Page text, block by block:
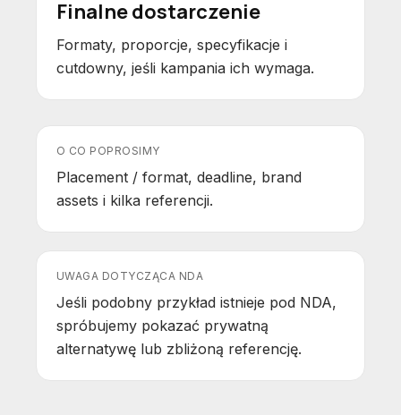
Finalne dostarczenie
Formaty, proporcje, specyfikacje i
cutdowny, jeśli kampania ich wymaga.
O CO POPROSIMY
Placement / format, deadline, brand
assets i kilka referencji.
UWAGA DOTYCZĄCA NDA
Jeśli podobny przykład istnieje pod NDA,
spróbujemy pokazać prywatną
alternatywę lub zbliżoną referencję.